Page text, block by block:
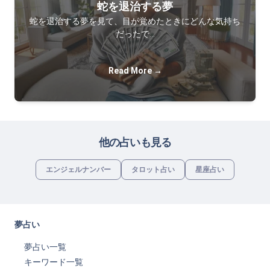
蛇を退治する夢
蛇を退治する夢を見て、目が覚めたときにどんな気持ち
だったで…
Read More →
他の占いも見る
エンジェルナンバー タロット占い 星座占い
夢占い
夢占い一覧
キーワード一覧